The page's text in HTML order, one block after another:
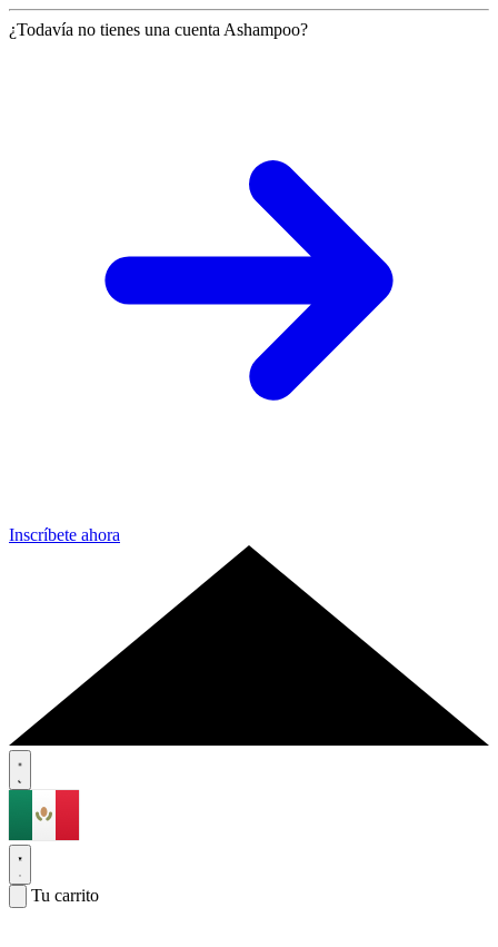
¿Todavía no tienes una cuenta Ashampoo?
Inscríbete ahora
Tu carrito